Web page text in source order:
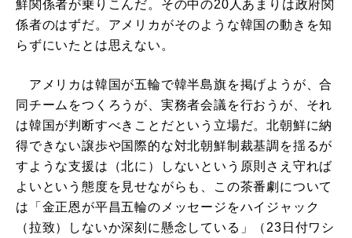
鮮関係者が乗りこんだ。その中の20人あまりは政府関
係者のはずだ。アメリカがそのような韓国の動きを知
らずにいたとは思えない。
アメリカは韓国が五輪で韓半島旗を掲げようが、合
同チームをつくろうが、実務者会議を行おうが、それ
は韓国が判断すべきことだという立場だ。北朝鮮に納
得できない譲歩や国際的な対北朝鮮制裁基調を揺るが
すような支援は（北に）しないという原則さえ守れば
よいという態度を見せながらも、この茶番劇について
は「金正恩が平昌五輪のメッセージをハイジャック
（拉致）しないか深刻に懸念している」（23日付ワシ